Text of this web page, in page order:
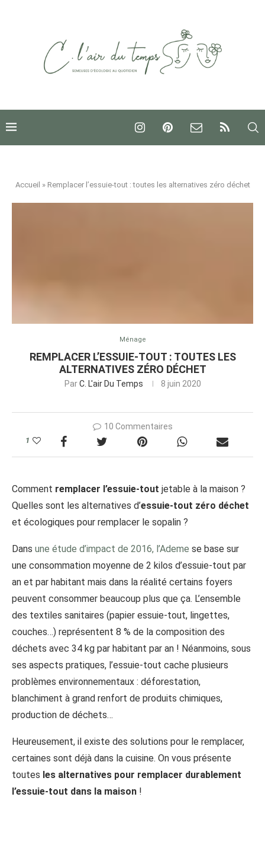
Accueil » Remplacer l’essuie-tout : toutes les alternatives zéro déchet
Ménage
REMPLACER L’ESSUIE-TOUT : TOUTES LES
ALTERNATIVES ZÉRO DÉCHET
ParC. L'air Du Temps 8 juin 2020
10 Commentaires
1
Comment remplacer l’essuie-tout jetable à la maison ?
Quelles sont les alternatives d’essuie-tout zéro déchet
et écologiques pour remplacer le sopalin ?
Dans une étude d’impact de 2016, l’Ademe se base sur
une consommation moyenne de 2 kilos d’essuie-tout par
an et par habitant mais dans la réalité certains foyers
peuvent consommer beaucoup plus que ça. L’ensemble
des textiles sanitaires (papier essuie-tout, lingettes,
couches…) représentent 8 % de la composition des
déchets avec 34 kg par habitant par an ! Néanmoins, sous
ses aspects pratiques, l’essuie-tout cache plusieurs
problèmes environnementaux : déforestation,
blanchiment à grand renfort de produits chimiques,
production de déchets…
Heureusement, il existe des solutions pour le remplacer,
certaines sont déjà dans la cuisine. On vous présente
toutes les alternatives pour remplacer durablement
l’essuie-tout dans la maison !